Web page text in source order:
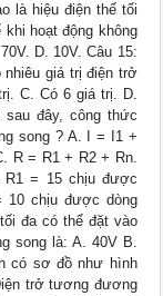
là hiệu điện thế tối
hoạt động không
D. 10V. Câu 15:
nhiêu giá trị điện trở
C. Có 6 giá trị. D.
đây, công thức
song ? A. I = I1 +
R = R1 + R2 + Rn.
R1 = 15 chịu được
10 chịu được dòng
đa có thể đặt vào
song là: A. 40V B.
có sơ đồ như hình
trở tương đương